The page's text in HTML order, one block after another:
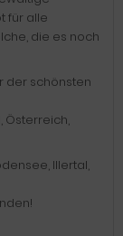
für alle
die es noch
der schönsten
Österreich,
Illertal,